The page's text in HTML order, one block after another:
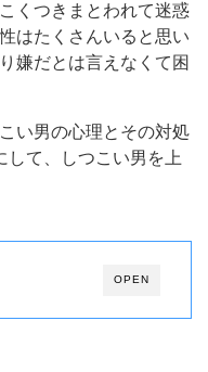
くつきまとわれて迷惑
はたくさんいると思い
嫌だとは言えなくて困
い男の心理とその対処
して、しつこい男を上
OPEN